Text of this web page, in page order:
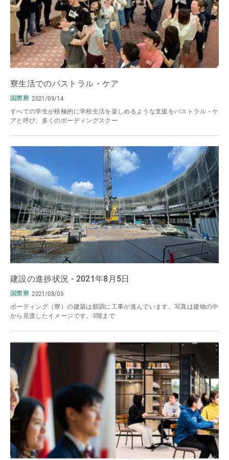
寮生活でのパストラル・ケア
国際寮 2021/09/14
すべての学生が積極的に学校生活を楽しめるような支援をパストラル・ケ
アと呼び、多くのボーディングスクー
建設の進捗状況 - 2021年8月5日
国際寮 2021/08/05
ボーディング（寮）の建築は順調に工事が進んでいます。写真は建物の中
から見渡したイメージです。3階まで